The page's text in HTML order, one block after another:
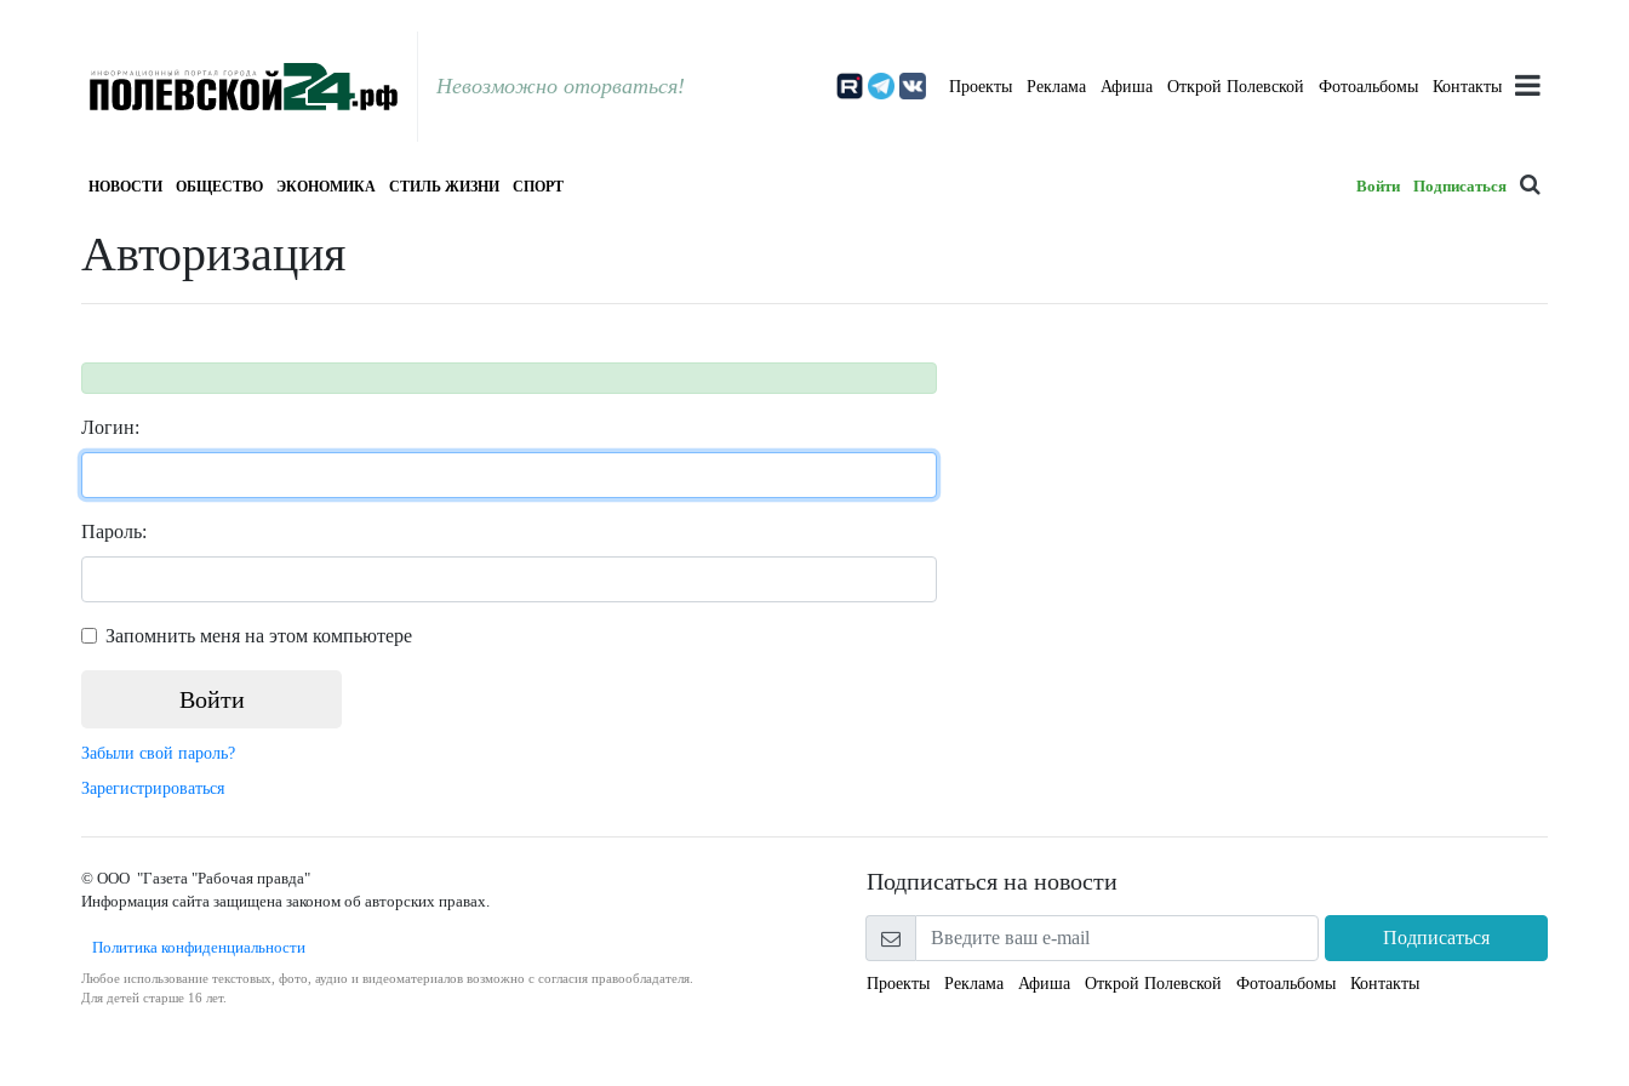
Невозможно оторваться! Проекты Реклама Афиша Открой Полевской Фотоальбомы Контакты
НОВОСТИ ОБЩЕСТВО ЭКОНОМИКА СТИЛЬ ЖИЗНИ СПОРТ Войти Подписаться
Авторизация
Логин:
Пароль:
Запомнить меня на этом компьютере
Забыли свой пароль?
Зарегистрироваться
© ООО "Газета "Рабочая правда"
Информация сайта защищена законом об авторских правах.
Политика конфиденциальности
Любое использование текстовых, фото, аудио и видеоматериалов возможно с согласия правообладателя.
Для детей старше 16 лет.
Подписаться на новости
Подписаться
Проекты Реклама Афиша Открой Полевской Фотоальбомы Контакты